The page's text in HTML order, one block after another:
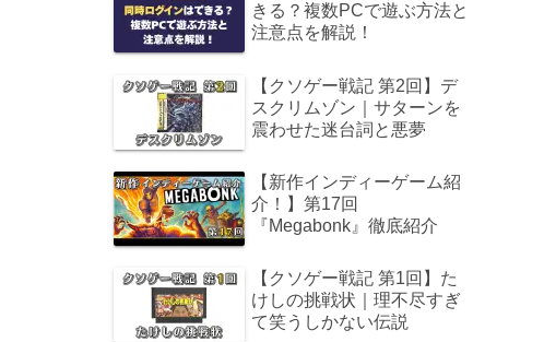
きる？複数PCで遊ぶ方法と
注意点を解説！
【クソゲー戦記 第2回】デ
スクリムゾン｜サターンを
震わせた迷台詞と悪夢
【新作インディーゲーム紹
介！】第17回
『Megabonk』徹底紹介
【クソゲー戦記 第1回】た
けしの挑戦状｜理不尽すぎ
て笑うしかない伝説